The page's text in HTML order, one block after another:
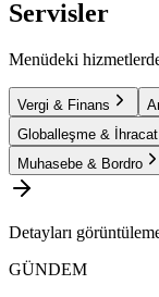
Servisler
Menüdeki
Vergi & Finans
Globalleşme & İhracat
Muhasebe & Bordro
Detayları
GÜNDEM